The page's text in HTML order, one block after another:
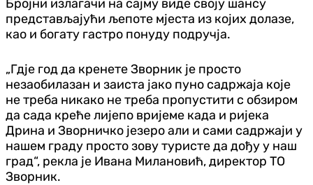
Бројни излагачи на сајму виде своју шансу
представљајући љепоте мјеста из којих долазе,
као и богату гастро понуду подручја.
„Гдје год да кренете Зворник је просто
незаобилазан и заиста јако пуно садржаја које
не треба никако не треба пропустити с обзиром
да сада креће лијепо вријеме када и ријека
Дрина и Зворничко језеро али и сами садржаји у
нашем граду просто зову туристе да дођу у наш
град“, рекла је Ивана Милановић, директор ТО
Зворник.